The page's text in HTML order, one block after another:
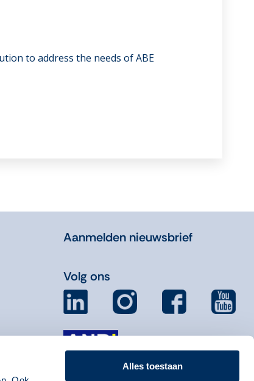
Alles toestaan
to address the needs of ABE
Aanmelden nieuwsbrief
Volg ons